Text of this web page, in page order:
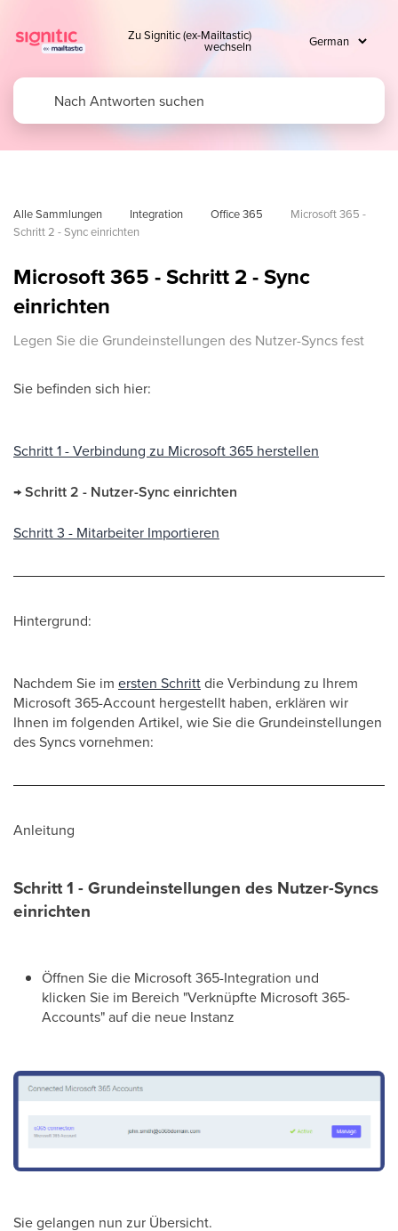
Zu Signitic (ex-Mailtastic)
wechseln
Alle Sammlungen Integration Office 365
Microsoft 365 -
Schritt 2 - Sync einrichten
Microsoft 365 - Schritt 2 - Sync
einrichten
Legen Sie die Grundeinstellungen des Nutzer-Syncs fest
Sie befinden sich hier:
Schritt 1 - Verbindung zu Microsoft 365 herstellen
→ Schritt 2 - Nutzer-Sync einrichten
Schritt 3 - Mitarbeiter Importieren
Hintergrund:
Nachdem Sie im ersten Schrittdie Verbindung zu Ihrem
Microsoft 365-Account hergestellt haben, erklären wir
Ihnen im folgenden Artikel, wie Sie die Grundeinstellungen
des Syncs vornehmen:
Anleitung
Schritt 1 - Grundeinstellungen des Nutzer-Syncs
einrichten
Öffnen Sie die Microsoft 365-Integration und
klicken Sie im Bereich "Verknüpfte Microsoft 365-
Accounts" auf die neue Instanz
Sie gelangen nun zur Übersicht.